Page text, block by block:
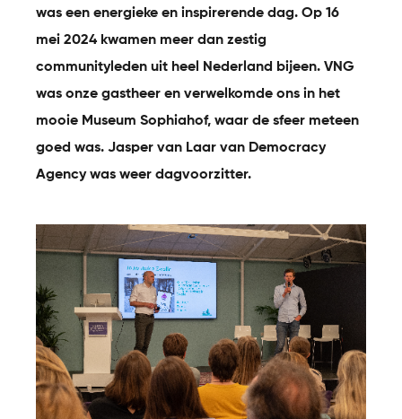
twitterLinkedin
Facebook
was een energieke en inspirerende dag. Op 16
mei 2024 kwamen meer dan zestig
communityleden uit heel Nederland bijeen. VNG
was onze gastheer en verwelkomde ons in het
mooie Museum Sophiahof, waar de sfeer meteen
goed was. Jasper van Laar van Democracy
Agency was weer dagvoorzitter.